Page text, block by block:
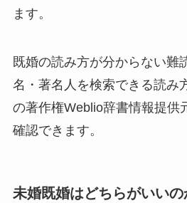
ます。
既婚の読み方が分からない難
名・著名人を検索できる読み
の著作権Weblio辞書情報提供
確認できます。
未婚既婚はどちらがいい